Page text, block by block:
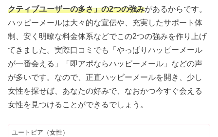
クティブユーザーの多さ」の2つの強みがあるからです。
ハッピーメールは大々的な宣伝や、充実したサポート体
制、安く明瞭な料金体系などでこの2つの強みを作り上げ
てきました。実際口コミでも「やっぱりハッピーメール
が一番会える」「即アポならハッピーメール」などの声
が多いです。なので、正直ハッピーメールを開き、少し
女性を探せば、あなたの好みで、なおかつ今すぐ会える
女性を見つけることができるでしょう。
ユートピア（女性）